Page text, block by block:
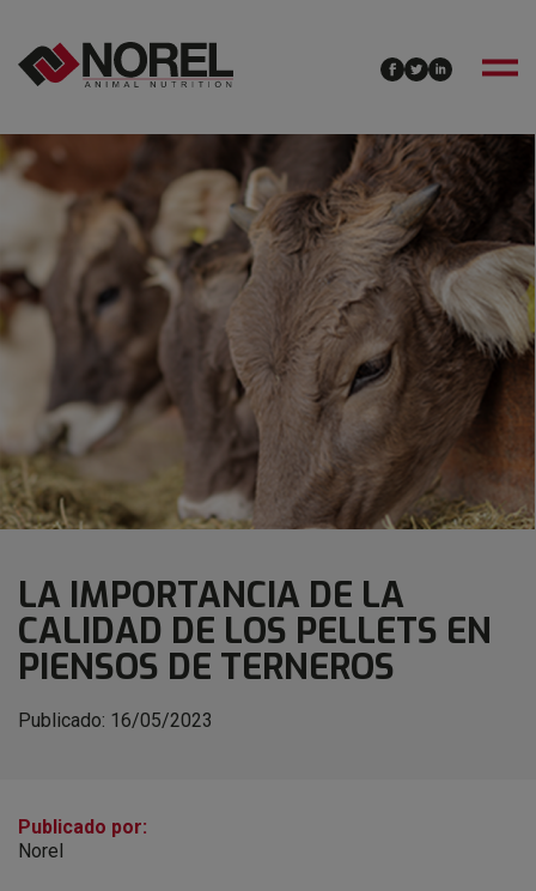
LA IMPORTANCIA DE LA
CALIDAD DE LOS PELLETS EN
PIENSOS DE TERNEROS
Publicado: 16/05/2023
Publicado por:
Norel